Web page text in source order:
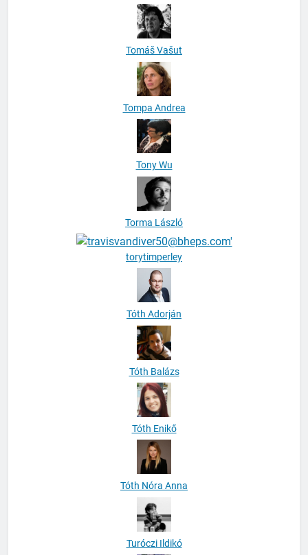
Tomáš Vašut
Tompa Andrea
Tony Wu
Torma László
torytimperley
Tóth Adorján
Tóth Balázs
Tóth Enikő
Tóth Nóra Anna
Turóczi Ildikó